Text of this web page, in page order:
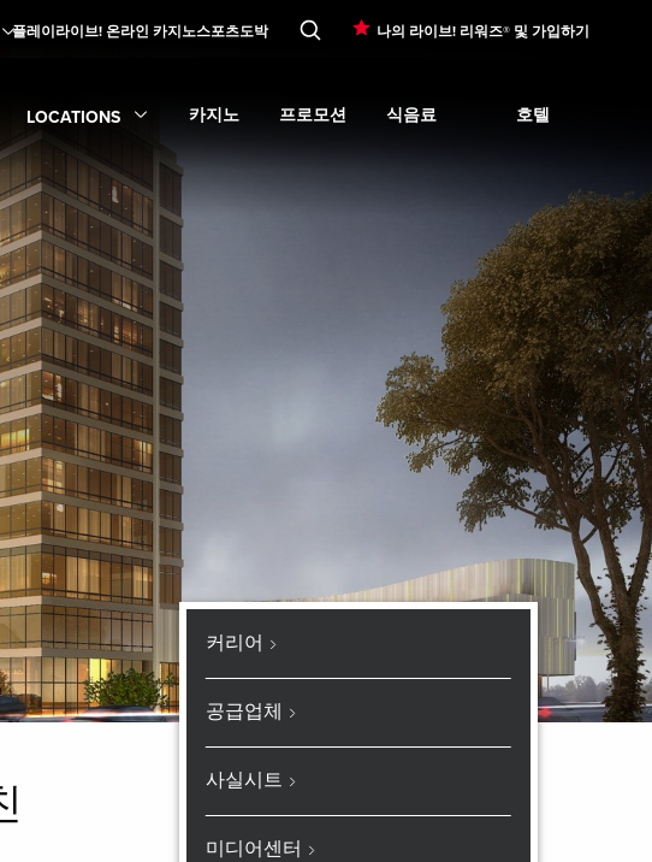
플레이라이브! 온라인 카지노스포츠도박 나의 라이브! 리워즈® 및 가입하기
LOCATIONS
Expand Locations submenu
카지노
Expand
프로모션 식음료 호텔
커리어
공급업체
사실시트
미디어센터